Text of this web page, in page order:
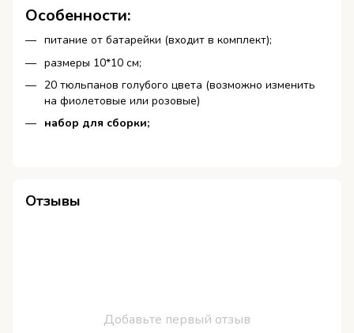
Особенности:
питание от батарейки (входит в комплект);
размеры 10*10 см;
20 тюльпанов голубого цвета (возможно изменить
на фиолетовые или розовые)
набор для сборки;
Отзывы
Добавьте первый отзыв